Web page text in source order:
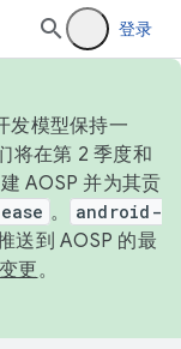
登录
发模型保持一
将在第 2 季度和
AOSP 并为其贡
。
android-
送到 AOSP 的最
更。